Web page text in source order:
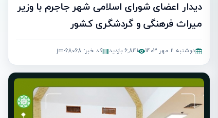
دیدار اعضای شورای اسلامی شهر جاجرم با وزیر
میراث فرهنگی و گردشگری کشور
دوشنبه 2 مهر 1403 6,841 بازدید کد خبر: jm-68068